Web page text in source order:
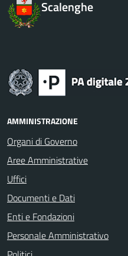
Scalenghe
AMMINISTRAZIONE
Organi di Governo
Aree Amministrative
Uffici
Documenti e Dati
Enti e Fondazioni
Personale Amministrativo